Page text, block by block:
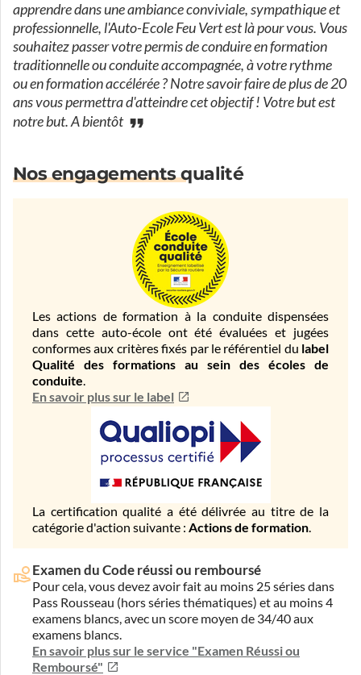
apprendre dans une ambiance conviviale, sympathique et
professionnelle, l'Auto-Ecole Feu Vert est là pour vous. Vous
souhaitez passer votre permis de conduire en formation
traditionnelle ou conduite accompagnée, à votre rythme
ou en formation accélérée ? Notre savoir faire de plus de 20
ans vous permettra d'atteindre cet objectif ! Votre but est
notre but. A bientôt
Nos engagements qualité
Les actions de formation à la conduite dispensées
dans cette auto-école ont été évaluées et jugées
conformes aux critères fixés par le référentiel du label
Qualité des formations au sein des écoles de
conduite.
En savoir plus sur le label
La certification qualité a été délivrée au titre de la
catégorie d'action suivante : Actions de formation.
Examen du Code réussi ou remboursé
Pour cela, vous devez avoir fait au moins 25 séries dans
Pass Rousseau (hors séries thématiques) et au moins 4
examens blancs, avec un score moyen de 34/40 aux
examens blancs.
En savoir plus sur le service "Examen Réussi ou
Remboursé"